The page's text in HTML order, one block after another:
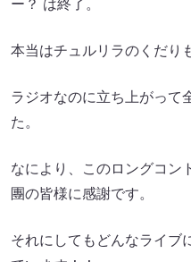
ー？ は終了。
本当はチュルリラのくだり
ラジオなのに立ち上がって
た。
なにより、このロングコン
團の皆様に感謝です。
それにしてもどんなライ